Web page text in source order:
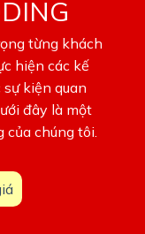
từng khách
hiện các kế
kiện quan
đây là một
chúng tôi.